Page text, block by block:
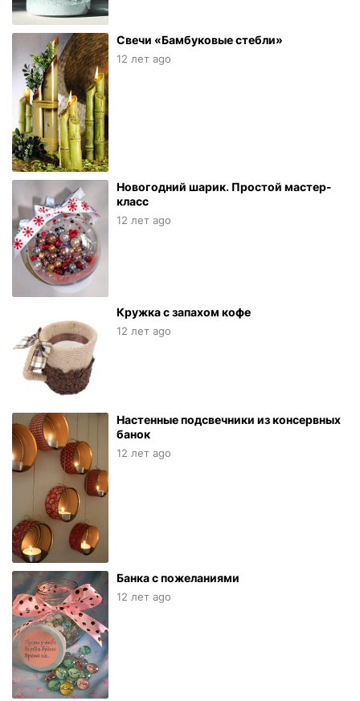
Свечи «Бамбуковые стебли»
12 лет ago
Новогодний шарик. Простой мастер-
класс
12 лет ago
Кружка с запахом кофе
12 лет ago
Настенные подсвечники из консервных
банок
12 лет ago
Банка с пожеланиями
12 лет ago